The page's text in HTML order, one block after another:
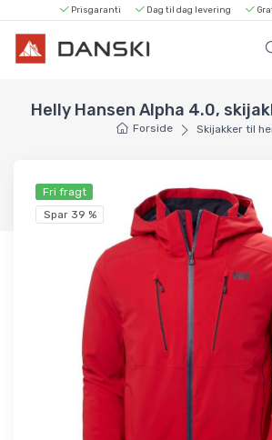
Prisgaranti Dag til dag levering
Helly Hansen Alpha 4.0,
Forside Skijakker til
Fri fragt
Spar 39 %